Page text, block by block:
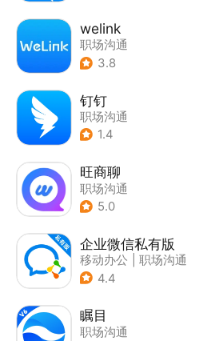
welink
职场沟通
3.8
钉钉
职场沟通
1.4
旺商聊
职场沟通
5.0
企业微信私有版
移动办公
职场沟通
4.4
瞩目
职场沟通